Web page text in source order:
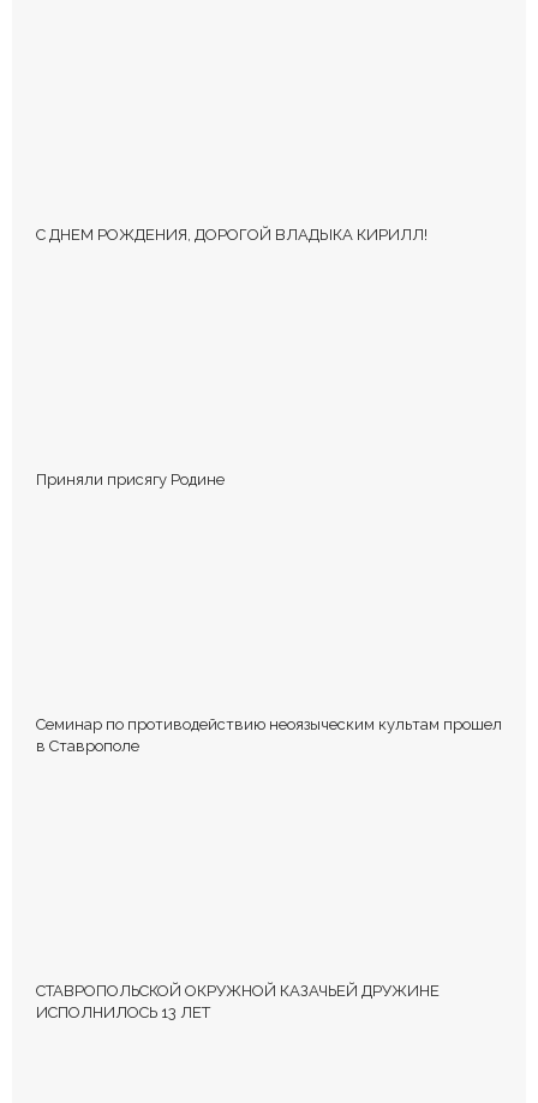
С ДНЕМ РОЖДЕНИЯ, ДОРОГОЙ ВЛАДЫКА КИРИЛЛ!
Приняли присягу Родине
Семинар по противодействию неоязыческим культам прошел
в Ставрополе
СТАВРОПОЛЬСКОЙ ОКРУЖНОЙ КАЗАЧЬЕЙ ДРУЖИНЕ
ИСПОЛНИЛОСЬ 13 ЛЕТ